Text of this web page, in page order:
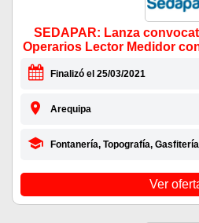
SEDAPAR: Lanza
Operarios Lector Medidor
Finalizó el 25/03/2021
Arequipa
Fontanería, Topografía, Gasfitería
Ver